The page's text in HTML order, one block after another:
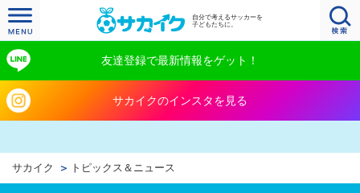
自分で考えるサッカーを
子どもたちに。
友達登録で最新情報をゲット！
サカイクのインスタを見る
サカイク トピックス＆ニュース